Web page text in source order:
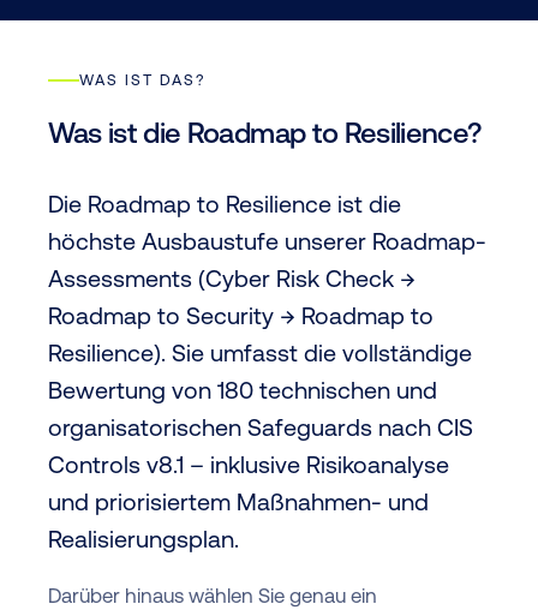
WAS IST DAS?
Was ist die Roadmap to Resilience?
Die Roadmap to Resilience ist die
höchste Ausbaustufe unserer Roadmap-
Assessments (Cyber Risk Check →
Roadmap to Security → Roadmap to
Resilience). Sie umfasst die vollständige
Bewertung von 180 technischen und
organisatorischen Safeguards nach CIS
Controls v8.1 – inklusive Risikoanalyse
und priorisiertem Maßnahmen- und
Realisierungsplan.
Darüber hinaus wählen Sie genau ein